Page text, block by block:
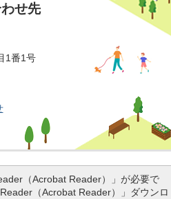
せ先
1番1号
（Acrobat Reader）」が必要で
（Acrobat Reader）」ダウンロ